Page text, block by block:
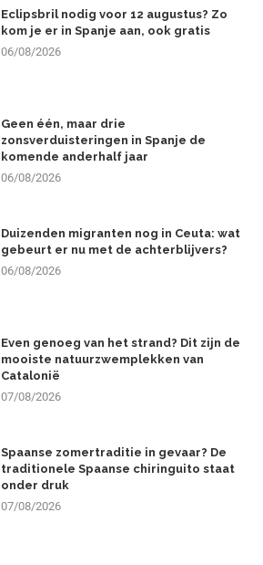
Eclipsbril nodig voor 12 augustus? Zo
kom je er in Spanje aan, ook gratis
06/08/2026
Geen één, maar drie
zonsverduisteringen in Spanje de
komende anderhalf jaar
06/08/2026
Duizenden migranten nog in Ceuta: wat
gebeurt er nu met de achterblijvers?
06/08/2026
Even genoeg van het strand? Dit zijn de
mooiste natuurzwemplekken van
Catalonië
07/08/2026
Spaanse zomertraditie in gevaar? De
traditionele Spaanse chiringuito staat
onder druk
07/08/2026